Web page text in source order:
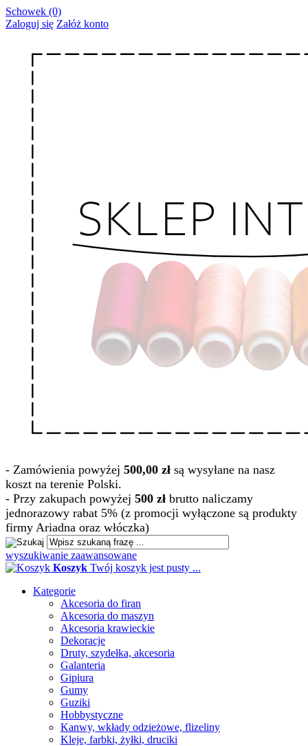
Schowek (0)
Zaloguj się Załóż konto
- Zamówienia powyżej 500,00 zł są wysyłane na nasz
koszt na terenie Polski.
- Przy zakupach powyżej 500 zł brutto naliczamy
jednorazowy rabat 5% (z promocji wyłączone są produkty
firmy Ariadna oraz włóczka)
wyszukiwanie zaawansowane
Koszyk Twój koszyk jest pusty ...
Kategorie
Akcesoria do firan
Akcesoria do maszyn
Akcesoria krawieckie
Dekoracje
Druty, szydełka, akcesoria
Galanteria
Gipiura
Gumy
Guziki
Hobbystyczne
Kanwy, wkłady odzieżowe, flizeliny
Kleje, farbki, żyłki, druciki